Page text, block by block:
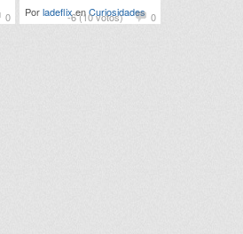
0 -6 (10 votos) 0
PorladeflixenCuriosidades